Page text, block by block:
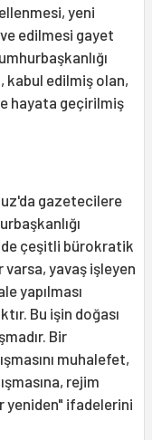
yeni
edilmesi gayet
kabul edilmiş olan,
hayata geçirilmiş
gazetecilere
çeşitli bürokratik
varsa, yavaş işleyen
yapılması
Bu işin doğası
Bir
muhalefet,
rejim
yeniden" ifadelerini